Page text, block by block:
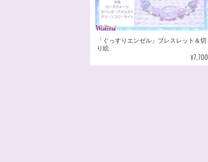
「ぐっすりエンゼル」ブレスレット＆切
り絵
¥7,700